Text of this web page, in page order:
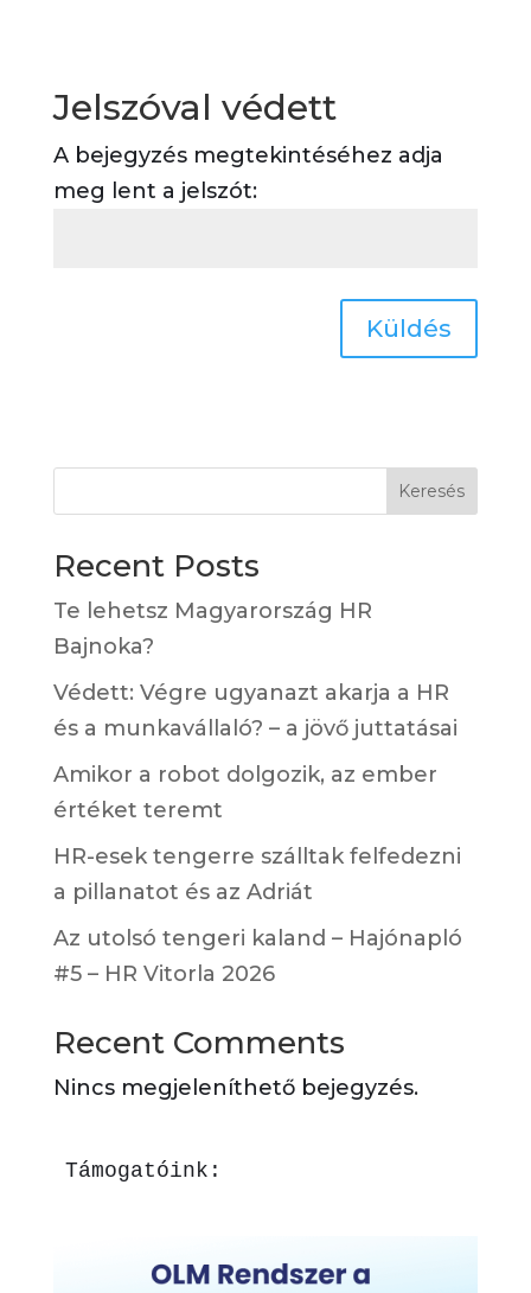
Jelszóval védett
A bejegyzés megtekintéséhez adja
meg lent a jelszót:
Küldés
Keresés
Recent Posts
Te lehetsz Magyarország HR
Bajnoka?
Védett: Végre ugyanazt akarja a HR
és a munkavállaló? – a jövő juttatásai
Amikor a robot dolgozik, az ember
értéket teremt
HR-esek tengerre szálltak felfedezni
a pillanatot és az Adriát
Az utolsó tengeri kaland – Hajónapló
#5 – HR Vitorla 2026
Recent Comments
Nincs megjeleníthető bejegyzés.
Támogatóink: